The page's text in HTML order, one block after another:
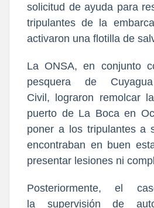
solicitud de ayuda para
tripulantes de la
activaron una flotilla de
La ONSA, en conjunto
pesquera de
Civil, lograron remolcar
puerto de La Boca en
poner a los tripulantes a
encontraban en buen
presentar lesiones ni
Posteriormente, el
la
supervisión de